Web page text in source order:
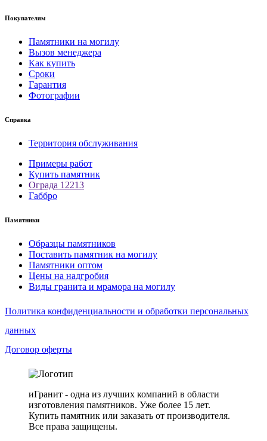
Покупателям
Памятники на могилу
Вызов менеджера
Как купить
Сроки
Гарантия
Фотографии
Справка
Территория обслуживания
Примеры работ
Купить памятник
Ограда 12213
Габбро
Памятники
Образцы памятников
Поставить памятник на могилу
Памятники оптом
Цены на надгробия
Виды гранита и мрамора на могилу
Политика конфиденциальности и обработки персональных
данных
Договор оферты
иГранит - одна из лучших компаний в области
изготовления памятников. Уже более 15 лет.
Купить памятник или заказать от производителя.
Все права защищены.